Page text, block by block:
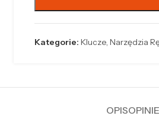
Kategorie: Klucze, Narzędzia
OPIS